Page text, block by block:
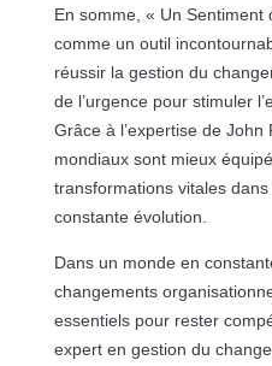
En somme, « Un Sentiment
comme un outil
réussir la gestion du
de l’urgence pour stimuler
Grâce à l’expertise de John
mondiaux sont mieux
transformations vitales
constante évolution.
Dans un monde en
changements
essentiels pour rester
expert en gestion du